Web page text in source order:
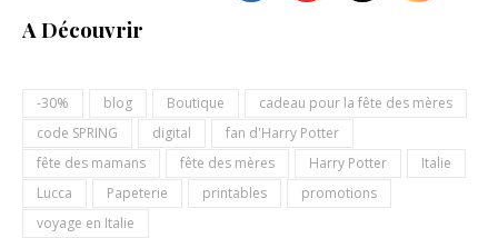
A Découvrir
-30% blog Boutique
cadeau pour la fête des mères
code SPRING
digital
fan d'Harry Potter
fête des mamans
fête des mères Harry Potter
Italie
Lucca
Papeterie printables
promotions
voyage en Italie